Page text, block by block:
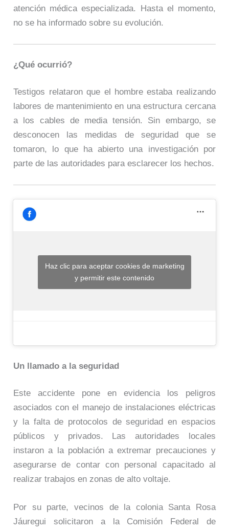
atención médica especializada. Hasta el momento,
no se ha informado sobre su evolución.
¿Qué ocurrió?
Testigos relataron que el hombre estaba realizando
labores de mantenimiento en una estructura cercana
a los cables de media tensión. Sin embargo, se
desconocen las medidas de seguridad que se
tomaron, lo que ha abierto una investigación por
parte de las autoridades para esclarecer los hechos.
Haz clic para aceptar cookies de marketing
y permitir este contenido
Un llamado a la seguridad
Este accidente pone en evidencia los peligros
asociados con el manejo de instalaciones eléctricas
y la falta de protocolos de seguridad en espacios
públicos y privados. Las autoridades locales
instaron a la población a extremar precauciones y
asegurarse de contar con personal capacitado al
realizar trabajos en zonas de alto voltaje.
Por su parte, vecinos de la colonia Santa Rosa
Jáuregui solicitaron a la Comisión Federal de